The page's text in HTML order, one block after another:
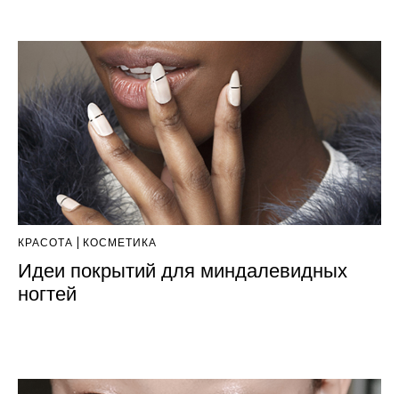
КРАСОТА КОСМЕТИКА
Идеи покрытий для миндалевидных
ногтей